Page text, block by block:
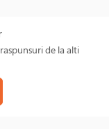
de la alti